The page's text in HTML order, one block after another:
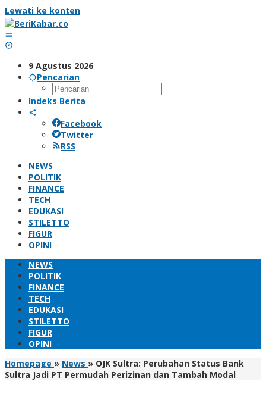
Lewati ke konten
9 Agustus 2026
Pencarian
Indeks Berita
Facebook
Twitter
RSS
NEWS
POLITIK
FINANCE
TECH
EDUKASI
STILETTO
FIGUR
OPINI
NEWS
POLITIK
FINANCE
TECH
EDUKASI
STILETTO
FIGUR
OPINI
Homepage » News » OJK Sultra: Perubahan Status Bank
Sultra Jadi PT Permudah Perizinan dan Tambah Modal